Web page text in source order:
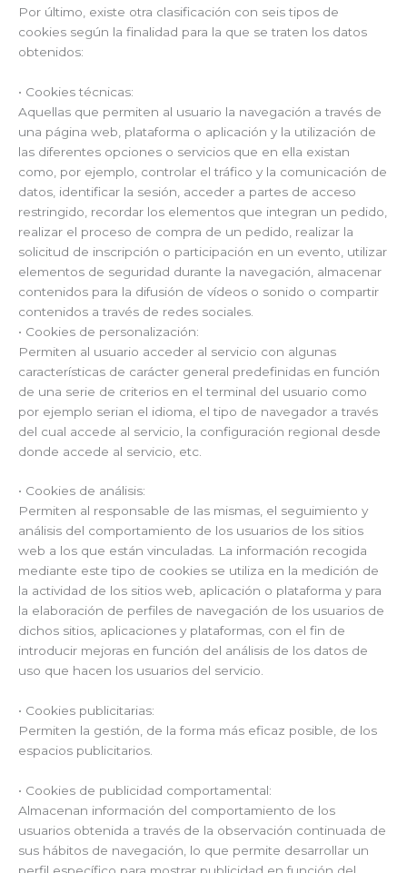
Por último, existe otra clasificación con seis tipos de
cookies según la finalidad para la que se traten los datos
obtenidos:
• Cookies técnicas:
Aquellas que permiten al usuario la navegación a través de
una página web, plataforma o aplicación y la utilización de
las diferentes opciones o servicios que en ella existan
como, por ejemplo, controlar el tráfico y la comunicación de
datos, identificar la sesión, acceder a partes de acceso
restringido, recordar los elementos que integran un pedido,
realizar el proceso de compra de un pedido, realizar la
solicitud de inscripción o participación en un evento, utilizar
elementos de seguridad durante la navegación, almacenar
contenidos para la difusión de vídeos o sonido o compartir
contenidos a través de redes sociales.
• Cookies de personalización:
Permiten al usuario acceder al servicio con algunas
características de carácter general predefinidas en función
de una serie de criterios en el terminal del usuario como
por ejemplo serian el idioma, el tipo de navegador a través
del cual accede al servicio, la configuración regional desde
donde accede al servicio, etc.
• Cookies de análisis:
Permiten al responsable de las mismas, el seguimiento y
análisis del comportamiento de los usuarios de los sitios
web a los que están vinculadas. La información recogida
mediante este tipo de cookies se utiliza en la medición de
la actividad de los sitios web, aplicación o plataforma y para
la elaboración de perfiles de navegación de los usuarios de
dichos sitios, aplicaciones y plataformas, con el fin de
introducir mejoras en función del análisis de los datos de
uso que hacen los usuarios del servicio.
• Cookies publicitarias:
Permiten la gestión, de la forma más eficaz posible, de los
espacios publicitarios.
• Cookies de publicidad comportamental:
Almacenan información del comportamiento de los
usuarios obtenida a través de la observación continuada de
sus hábitos de navegación, lo que permite desarrollar un